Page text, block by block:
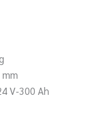
V-300 Ah